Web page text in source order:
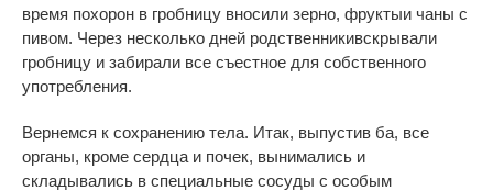
время похорон в гробницу вносили зерно, фруктыи чаны с
пивом. Через несколько дней родственникивскрывали
гробницу и забирали все съестное для собственного
употребления.
Вернемся к сохранению тела. Итак, выпустив ба, все
органы, кроме сердца и почек, вынимались и
складывались в специальные сосуды с особым